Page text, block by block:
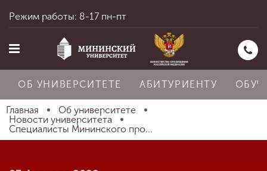
Главная
Режим работы: 8-17 пн-пт
ОБ УНИВЕРСИТЕТЕ АБИТУРИЕНТУ
Главная
Об университете
Новости университета
Специалисты Мининского про...